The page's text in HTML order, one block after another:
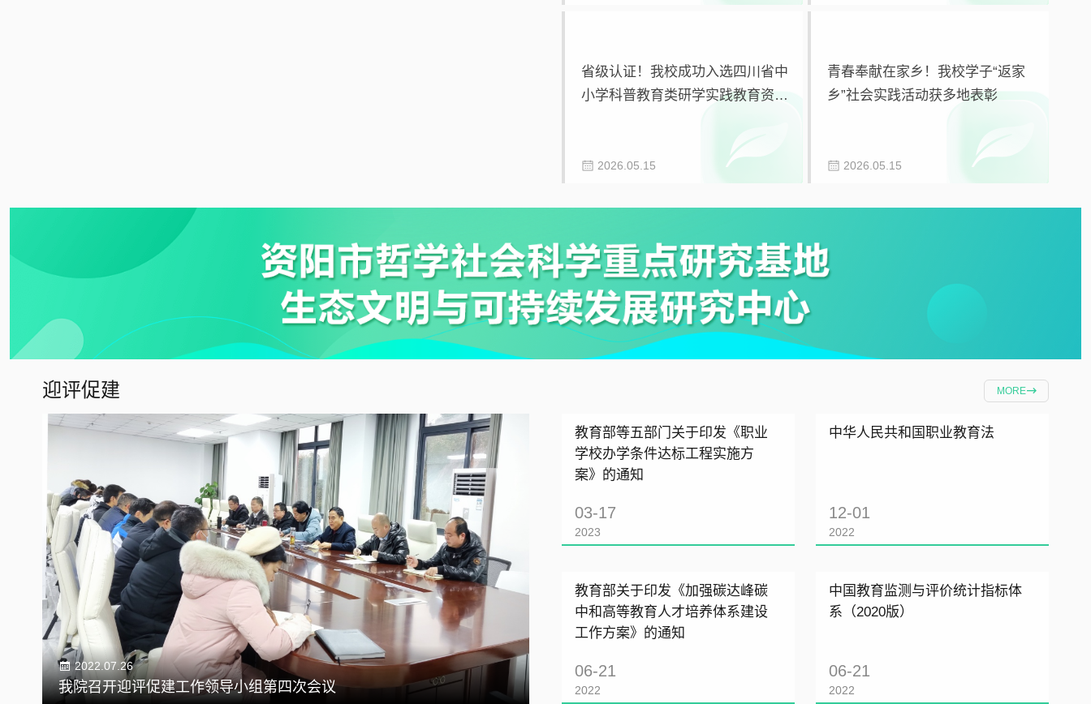
省级认证！我校成功入选四川省中
小学科普教育类研学实践教育资源
2026.05.15
青春奉献在家乡！我校学子“返家
乡”社会实践活动获多地表彰
2026.05.15
迎评促建 MORE
2022.07.26
我院召开迎评促建工作领导小组第四次会议
教育部等五部门关于印发《职业
学校办学条件达标工程实施方
案》的通知
03-17
2023
中华人民共和国职业教育法
12-01
2022
教育部关于印发《加强碳达峰碳
中和高等教育人才培养体系建设
工作方案》的通知
06-21
2022
中国教育监测与评价统计指标体
系（2020版）
06-21
2022